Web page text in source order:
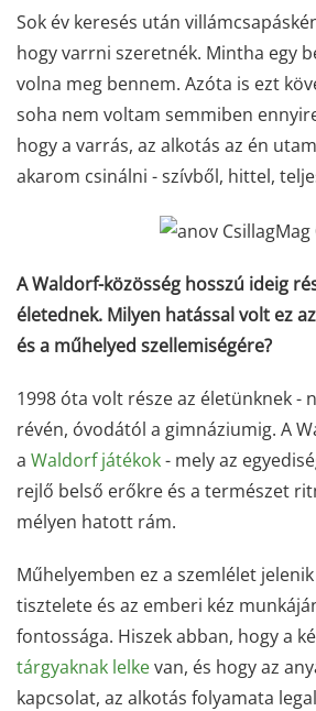
Sok év keresés után
hogy varrni szeretnék. Mintha egy
volna meg bennem. Azóta is ezt
soha nem voltam semmiben
hogy a varrás, az alkotás az én
akarom csinálni - szívből, hittel,
A Waldorf-közösség hosszú ideig
életednek. Milyen hatással volt ez
és a műhelyed szellemiségére?
1998 óta volt része az életünknek -
révén, óvodától a gimnáziumig. A
a Waldorf játékok- mely az
rejlő belső erőkre és a természet
mélyen hatott rám.
Műhelyemben ez a szemlélet
tisztelete és az emberi kéz
fontossága. Hiszek abban, hogy a
tárgyaknak lelkevan, és hogy az
kapcsolat, az alkotás folyamata